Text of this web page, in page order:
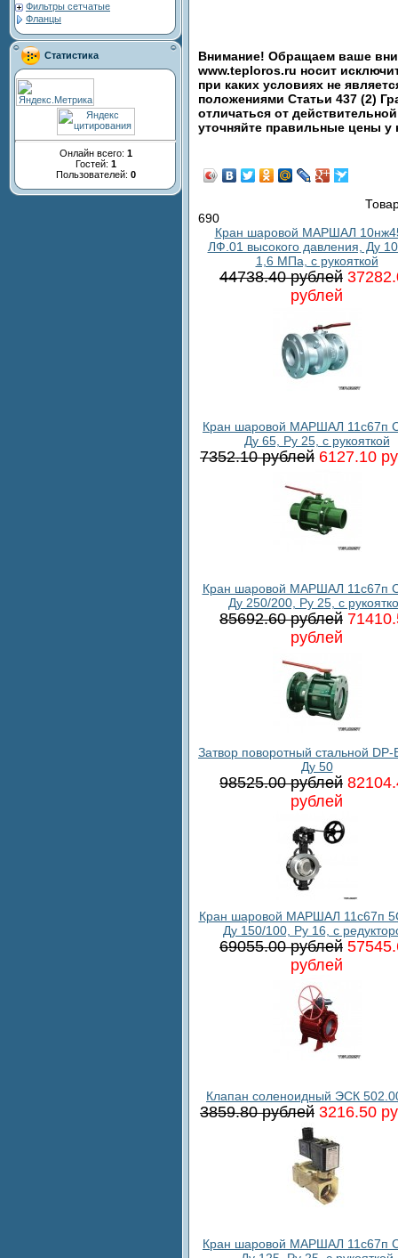
Фильтры сетчатые
Фланцы
Статистика
Онлайн всего: 1
Гостей: 1
Пользователей: 0
Внимание! Обращаем ваше
www.teploros.ru носит
при каких условиях не
положениями Статьи 437 (2)
отличаться от
уточняйте правильные цены
690
Кран шаровой МАРШАЛ
ЛФ.01 высокого давления, Ду
1,6 МПа, с рукояткой
44738.40 рублей
рублей
Кран шаровой МАРШАЛ 11с67п
Ду 65, Ру 25, с рукояткой
7352.10 рублей 6127.10
Кран шаровой МАРШАЛ 11с67п
Ду 250/200, Ру 25, с
85692.60 рублей
рублей
Затвор поворотный стальной DP-
Ду 50
98525.00 рублей
рублей
Кран шаровой МАРШАЛ 11с67п
Ду 150/100, Ру 16, с
69055.00 рублей
рублей
Клапан соленоидный ЭСК
3859.80 рублей 3216.50
Кран шаровой МАРШАЛ 11с67п